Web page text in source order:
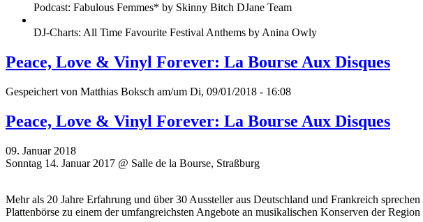
Podcast: Fabulous Femmes* by Skinny Bitch DJane Team
DJ-Charts: All Time Favourite Festival Anthems by Anina Owly
Peace, Love & Vinyl Forever: La Bourse Aux Disques
Gespeichert von Matthias Boksch am/um Di, 09/01/2018 - 16:08
Peace, Love & Vinyl Forever: La Bourse Aux Disques
09. Januar 2018
Sonntag 14. Januar 2017 @ Salle de la Bourse, Straßburg
Mehr als 20 Jahre Erfahrung und über 30 Aussteller aus Deutschland und Frankreich
Plattenbörse zu einem der umfangreichsten Angebote an musikalischen Konserven der Region